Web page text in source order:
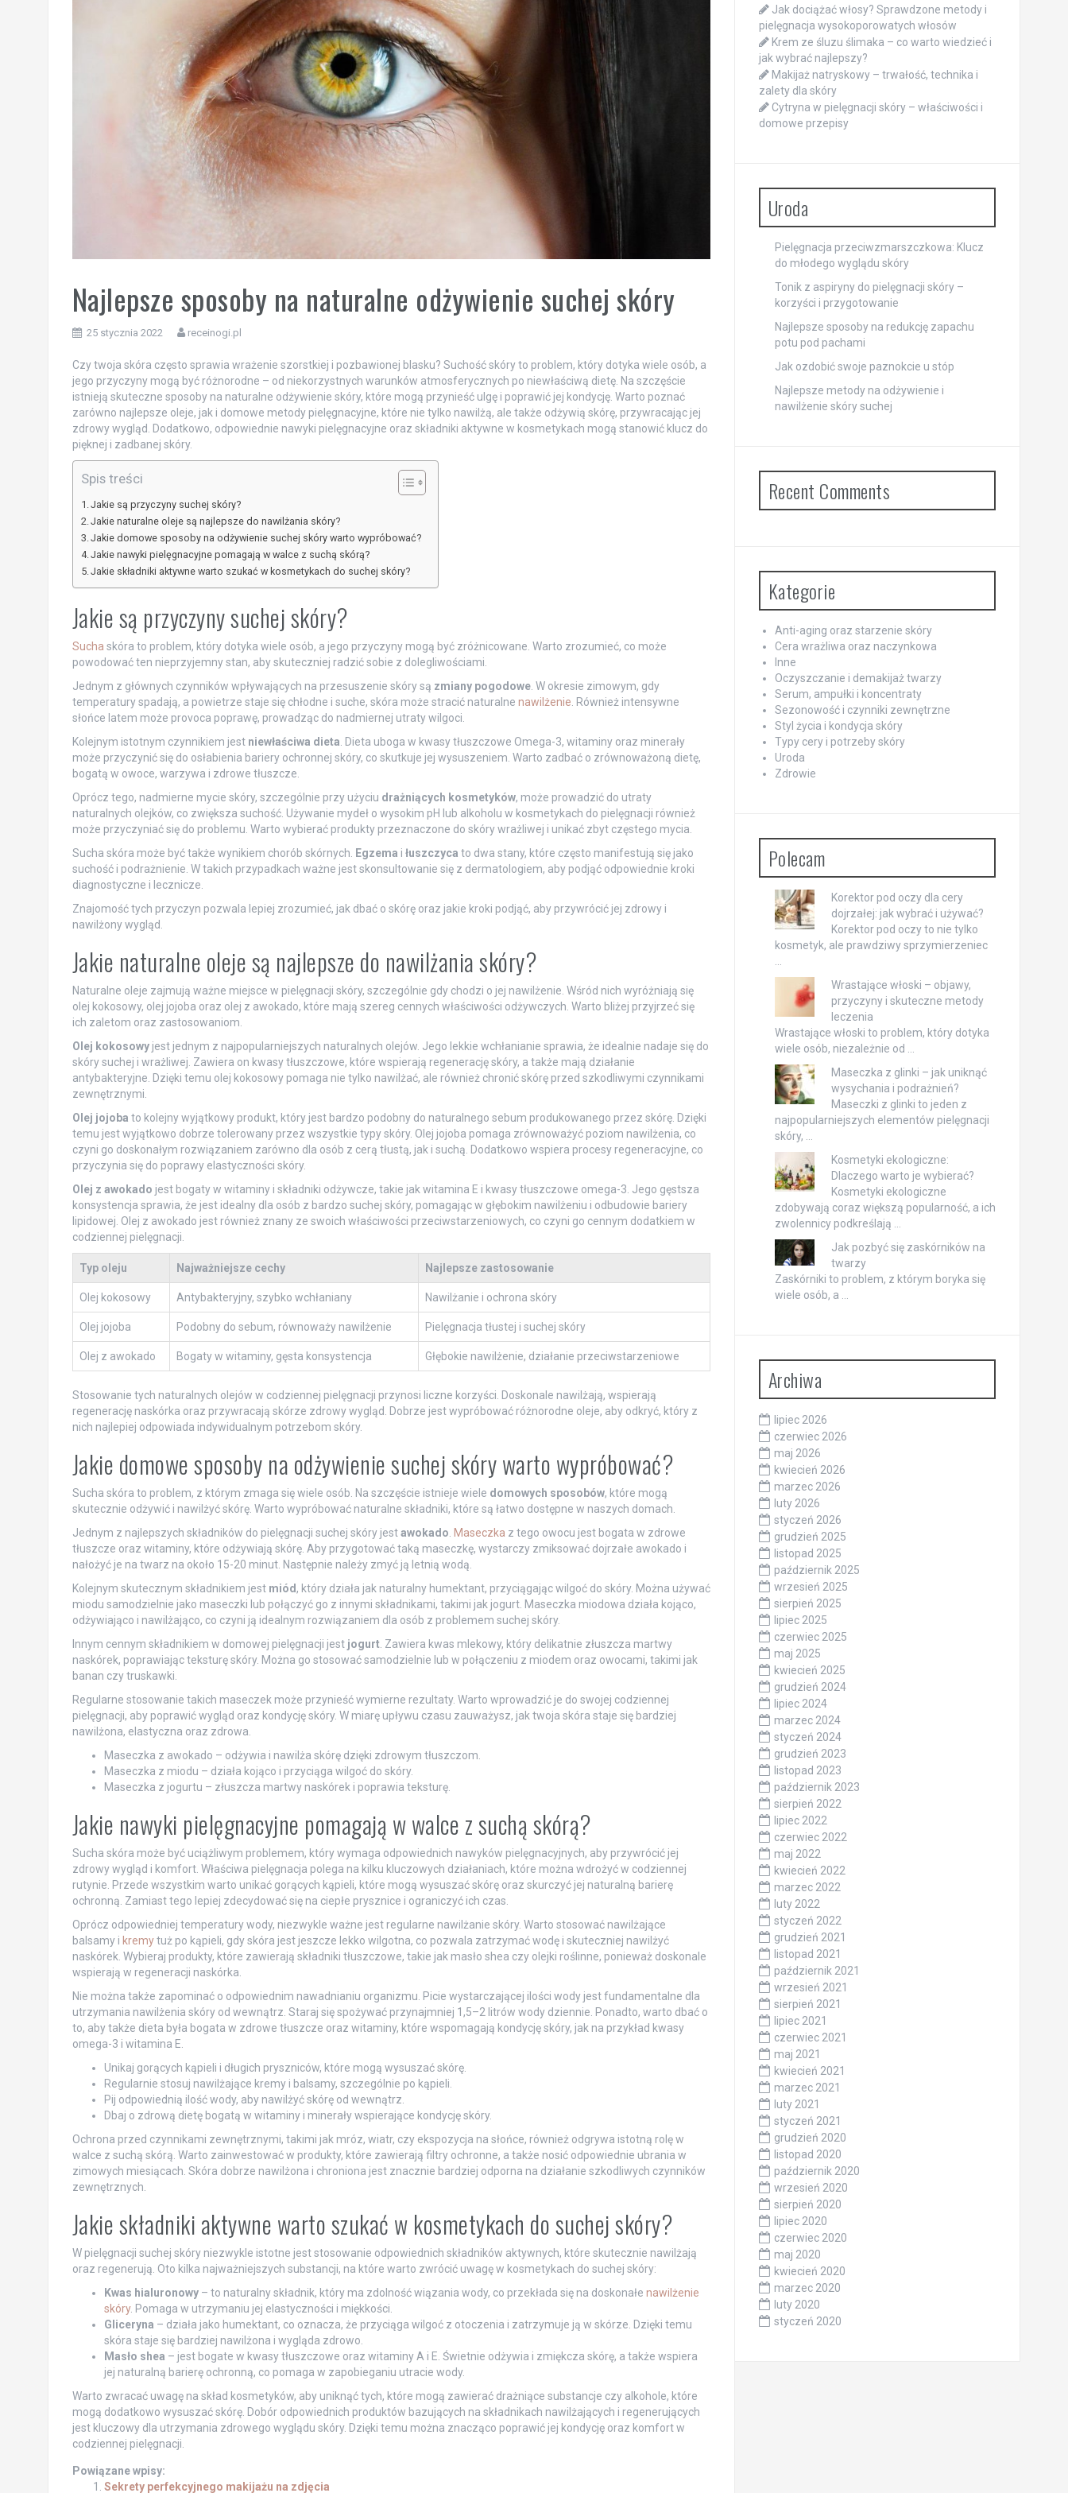
Najlepsze sposoby na naturalne odżywienie suchej skóry
25 stycznia 2022 receinogi.pl
Czy twoja skóra często sprawia wrażenie szorstkiej i pozbawionej blasku? Suchość skóry to problem, który dotyka wiele osób, a
jego przyczyny mogą być różnorodne – od niekorzystnych warunków atmosferycznych po niewłaściwą dietę. Na szczęście
istnieją skuteczne sposoby na naturalne odżywienie skóry, które mogą przynieść ulgę i poprawić jej kondycję. Warto poznać
zarówno najlepsze oleje, jak i domowe metody pielęgnacyjne, które nie tylko nawilżą, ale także odżywią skórę, przywracając jej
zdrowy wygląd. Dodatkowo, odpowiednie nawyki pielęgnacyjne oraz składniki aktywne w kosmetykach mogą stanowić klucz do
pięknej i zadbanej skóry.
Spis treści
Jakie są przyczyny suchej skóry?
Jakie naturalne oleje są najlepsze do nawilżania skóry?
Jakie domowe sposoby na odżywienie suchej skóry warto wypróbować?
Jakie nawyki pielęgnacyjne pomagają w walce z suchą skórą?
Jakie składniki aktywne warto szukać w kosmetykach do suchej skóry?
Jakie są przyczyny suchej skóry?
Sucha skóra to problem, który dotyka wiele osób, a jego przyczyny mogą być zróżnicowane. Warto zrozumieć, co może
powodować ten nieprzyjemny stan, aby skuteczniej radzić sobie z dolegliwościami.
Jednym z głównych czynników wpływających na przesuszenie skóry są zmiany pogodowe. W okresie zimowym, gdy
temperatury spadają, a powietrze staje się chłodne i suche, skóra może stracić naturalne nawilżenie . Również intensywne
słońce latem może provoca poprawę, prowadząc do nadmiernej utraty wilgoci.
Kolejnym istotnym czynnikiem jest niewłaściwa dieta . Dieta uboga w kwasy tłuszczowe Omega-3, witaminy oraz minerały
może przyczynić się do osłabienia bariery ochronnej skóry, co skutkuje jej wysuszeniem. Warto zadbać o zrównoważoną dietę,
bogatą w owoce, warzywa i zdrowe tłuszcze.
Oprócz tego, nadmierne mycie skóry, szczególnie przy użyciu drażniących kosmetyków, może prowadzić do utraty
naturalnych olejków, co zwiększa suchość. Używanie mydeł o wysokim pH lub alkoholu w kosmetykach do pielęgnacji również
może przyczyniać się do problemu. Warto wybierać produkty przeznaczone do skóry wrażliwej i unikać zbyt częstego mycia.
Sucha skóra może być także wynikiem chorób skórnych.
Egzema i łuszczyca to dwa stany, które często manifestują się jako
suchość i podrażnienie. W takich przypadkach ważne jest skonsultowanie się z dermatologiem, aby podjąć odpowiednie kroki
diagnostyczne i lecznicze.
Znajomość tych przyczyn pozwala lepiej zrozumieć, jak dbać o skórę oraz jakie kroki podjąć, aby przywrócić jej zdrowy i
nawilżony wygląd.
Jakie naturalne oleje są najlepsze do nawilżania skóry?
Naturalne oleje zajmują ważne miejsce w pielęgnacji skóry, szczególnie gdy chodzi o jej nawilżenie. Wśród nich wyróżniają się
olej kokosowy, olej jojoba oraz olej z awokado, które mają szereg cennych właściwości odżywczych. Warto bliżej przyjrzeć się
ich zaletom oraz zastosowaniom.
Olej kokosowyjest jednym z najpopularniejszych naturalnych olejów. Jego lekkie wchłanianie sprawia, że idealnie nadaje się do
skóry suchej i wrażliwej. Zawiera on kwasy tłuszczowe, które wspierają regenerację skóry, a także mają działanie
antybakteryjne. Dzięki temu olej kokosowy pomaga nie tylko nawilżać, ale również chronić skórę przed szkodliwymi czynnikami
zewnętrznymi.
Olej jojoba to kolejny wyjątkowy produkt, który jest bardzo podobny do naturalnego sebum produkowanego przez skórę. Dzięki
temu jest wyjątkowo dobrze tolerowany przez wszystkie typy skóry. Olej jojoba pomaga zrównoważyć poziom nawilżenia, co
czyni go doskonałym rozwiązaniem zarówno dla osób z cerą tłustą, jak i suchą. Dodatkowo wspiera procesy regeneracyjne, co
przyczynia się do poprawy elastyczności skóry.
Olej z awokado jest bogaty w witaminy i składniki odżywcze, takie jak witamina E i kwasy tłuszczowe omega-3. Jego gęstsza
konsystencja sprawia, że jest idealny dla osób z bardzo suchej skóry, pomagając w głębokim nawilżeniu i odbudowie bariery
lipidowej. Olej z awokado jest również znany ze swoich właściwości przeciwstarzeniowych, co czyni go cennym dodatkiem w
codziennej pielęgnacji.
Typ oleju Najważniejsze cechy Najlepsze zastosowanie
Olej kokosowy Antybakteryjny, szybko wchłaniany Nawilżanie i ochrona skóry
Olej jojoba Podobny do sebum, równoważy nawilżenie Pielęgnacja tłustej i suchej skóry
Olej z awokado Bogaty w witaminy, gęsta konsystencja Głębokie nawilżenie, działanie przeciwstarzeniowe
Stosowanie tych naturalnych olejów w codziennej pielęgnacji przynosi liczne korzyści. Doskonale nawilżają, wspierają
regenerację naskórka oraz przywracają skórze zdrowy wygląd. Dobrze jest wypróbować różnorodne oleje, aby odkryć, który z
nich najlepiej odpowiada indywidualnym potrzebom skóry.
Jakie domowe sposoby na odżywienie suchej skóry warto wypróbować?
Sucha skóra to problem, z którym zmaga się wiele osób. Na szczęście istnieje wiele domowych sposobów, które mogą
skutecznie odżywić i nawilżyć skórę. Warto wypróbować naturalne składniki, które są łatwo dostępne w naszych domach.
Jednym z najlepszych składników do pielęgnacji suchej skóry jestawokado Maseczka z tego owocu jest bogata w zdrowe
tłuszcze oraz witaminy, które odżywiają skórę. Aby przygotować taką maseczkę, wystarczy zmiksować dojrzałe awokado i
nałożyć je na twarz na około 15-20 minut. Następnie należy zmyć ją letnią wodą.
Kolejnym skutecznym składnikiem jest miód , który działa jak naturalny humektant, przyciągając wilgoć do skóry. Można używać
miodu samodzielnie jako maseczki lub połączyć go z innymi składnikami, takimi jak jogurt. Maseczka miodowa działa kojąco,
odżywiająco i nawilżająco, co czyni ją idealnym rozwiązaniem dla osób z problemem suchej skóry.
Innym cennym składnikiem w domowej pielęgnacji jest jogurt. Zawiera kwas mlekowy, który delikatnie złuszcza martwy
naskórek, poprawiając teksturę skóry. Można go stosować samodzielnie lub w połączeniu z miodem oraz owocami, takimi jak
banan czy truskawki.
Regularne stosowanie takich maseczek może przynieść wymierne rezultaty. Warto wprowadzić je do swojej codziennej
pielęgnacji, aby poprawić wygląd oraz kondycję skóry. W miarę upływu czasu zauważysz, jak twoja skóra staje się bardziej
nawilżona, elastyczna oraz zdrowa.
Maseczka z awokado – odżywia i nawilża skórę dzięki zdrowym tłuszczom.
Maseczka z miodu – działa kojąco i przyciąga wilgoć do skóry.
Maseczka z jogurtu – złuszcza martwy naskórek i poprawia teksturę.
Jakie nawyki pielęgnacyjne pomagają w walce z suchą skórą?
Sucha skóra może być uciążliwym problemem, który wymaga odpowiednich nawyków pielęgnacyjnych, aby przywrócić jej
zdrowy wygląd i komfort. Właściwa pielęgnacja polega na kilku kluczowych działaniach, które można wdrożyć w codziennej
rutynie. Przede wszystkim warto unikać gorących kąpieli, które mogą wysuszać skórę oraz skurczyć jej naturalną barierę
ochronną. Zamiast tego lepiej zdecydować się na ciepłe prysznice i ograniczyć ich czas.
Oprócz odpowiedniej temperatury wody, niezwykle ważne jest regularne nawilżanie skóry. Warto stosować nawilżające
balsamy i kremytuż po kąpieli, gdy skóra jest jeszcze lekko wilgotna, co pozwala zatrzymać wodę i skuteczniej nawilżyć
naskórek. Wybieraj produkty, które zawierają składniki tłuszczowe, takie jak masło shea czy olejki roślinne, ponieważ doskonale
wspierają w regeneracji naskórka.
Nie można także zapominać o odpowiednim nawadnianiu organizmu. Picie wystarczającej ilości wody jest fundamentalne dla
utrzymania nawilżenia skóry od wewnątrz. Staraj się spożywać przynajmniej 1,5–2 litrów wody dziennie. Ponadto, warto dbać o
to, aby także dieta była bogata w zdrowe tłuszcze oraz witaminy, które wspomagają kondycję skóry, jak na przykład kwasy
omega-3 i witamina E.
Unikaj gorących kąpieli i długich pryszniców, które mogą wysuszać skórę.
Regularnie stosuj nawilżające kremy i balsamy, szczególnie po kąpieli.
Pij odpowiednią ilość wody, aby nawilżyć skórę od wewnątrz.
Dbaj o zdrową dietę bogatą w witaminy i minerały wspierające kondycję skóry.
Ochrona przed czynnikami zewnętrznymi, takimi jak mróz, wiatr, czy ekspozycja na słońce, również odgrywa istotną rolę w
walce z suchą skórą. Warto zainwestować w produkty, które zawierają filtry ochronne, a także nosić odpowiednie ubrania w
zimowych miesiącach. Skóra dobrze nawilżona i chroniona jest znacznie bardziej odporna na działanie szkodliwych czynników
zewnętrznych.
Jakie składniki aktywne warto szukać w kosmetykach do suchej skóry?
W pielęgnacji suchej skóry niezwykle istotne jest stosowanie odpowiednich składników aktywnych, które skutecznie nawilżają
oraz regenerują. Oto kilka najważniejszych substancji, na które warto zwrócić uwagę w kosmetykach do suchej skóry:
Kwas hialuronowy– to naturalny składnik, który ma zdolność wiązania wody, co przekłada się na doskonałe nawilżenie
skóry. Pomaga w utrzymaniu jej elastyczności i miękkości.
Gliceryna – działa jako humektant, co oznacza, że przyciąga wilgoć z otoczenia i zatrzymuje ją w skórze. Dzięki temu
skóra staje się bardziej nawilżona i wygląda zdrowo.
Masło shea – jest bogate w kwasy tłuszczowe oraz witaminy A i E. Świetnie odżywia i zmiękcza skórę, a także wspiera
jej naturalną barierę ochronną, co pomaga w zapobieganiu utracie wody.
Warto zwracać uwagę na skład kosmetyków, aby uniknąć tych, które mogą zawierać drażniące substancje czy alkohole, które
mogą dodatkowo wysuszać skórę. Dobór odpowiednich produktów bazujących na składnikach nawilżających i regenerujących
jest kluczowy dla utrzymania zdrowego wyglądu skóry. Dzięki temu można znacząco poprawić jej kondycję oraz komfort w
codziennej pielęgnacji.
Powiązane wpisy:
Sekrety perfekcyjnego makijażu na zdjęcia
Jak dociążać włosy? Sprawdzone metody i
pielęgnacja wysokoporowatych włosów
Krem ze śluzu ślimaka – co warto wiedzieć i
jak wybrać najlepszy?
Makijaż natryskowy – trwałość, technika i
zalety dla skóry
Cytryna w pielęgnacji skóry – właściwości i
domowe przepisy
Uroda
Pielęgnacja przeciwzmarszczkowa: Klucz
do młodego wyglądu skóry
Tonik z aspiryny do pielęgnacji skóry –
korzyści i przygotowanie
Najlepsze sposoby na redukcję zapachu
potu pod pachami
Jak ozdobić swoje paznokcie u stóp
Najlepsze metody na odżywienie i
nawilżenie skóry suchej
Recent Comments
Kategorie
Anti-aging oraz starzenie skóry
Cera wrażliwa oraz naczynkowa
Inne
Oczyszczanie i demakijaż twarzy
Serum, ampułki i koncentraty
Sezonowość i czynniki zewnętrzne
Styl życia i kondycja skóry
Typy cery i potrzeby skóry
Uroda
Zdrowie
Polecam
Korektor pod oczy dla cery
dojrzałej: jak wybrać i używać?
Korektor pod oczy to nie tylko
kosmetyk, ale prawdziwy sprzymierzeniec
Wrastające włoski – objawy,
przyczyny i skuteczne metody
leczenia
Wrastające włoski to problem, który dotyka
wiele osób, niezależnie od …
Maseczka z glinki – jak uniknąć
wysychania i podrażnień?
Maseczki z glinki to jeden z
najpopularniejszych elementów pielęgnacji
skóry, …
Kosmetyki ekologiczne:
Dlaczego warto je wybierać?
Kosmetyki ekologiczne
zdobywają coraz większą popularność, a ich
zwolennicy podkreślają …
Jak pozbyć się zaskórników na
twarzy
Zaskórniki to problem, z którym boryka się
wiele osób, a …
Archiwa
lipiec 2026
czerwiec 2026
maj 2026
kwiecień 2026
marzec 2026
luty 2026
styczeń 2026
grudzień 2025
listopad 2025
październik 2025
wrzesień 2025
sierpień 2025
lipiec 2025
czerwiec 2025
maj 2025
kwiecień 2025
grudzień 2024
lipiec 2024
marzec 2024
styczeń 2024
grudzień 2023
listopad 2023
październik 2023
sierpień 2022
lipiec 2022
czerwiec 2022
maj 2022
kwiecień 2022
marzec 2022
luty 2022
styczeń 2022
grudzień 2021
listopad 2021
październik 2021
wrzesień 2021
sierpień 2021
lipiec 2021
czerwiec 2021
maj 2021
kwiecień 2021
marzec 2021
luty 2021
styczeń 2021
grudzień 2020
listopad 2020
październik 2020
wrzesień 2020
sierpień 2020
lipiec 2020
czerwiec 2020
maj 2020
kwiecień 2020
marzec 2020
luty 2020
styczeń 2020